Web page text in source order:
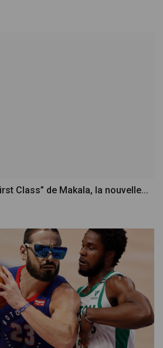
Class” de Makala, la nouvelle...